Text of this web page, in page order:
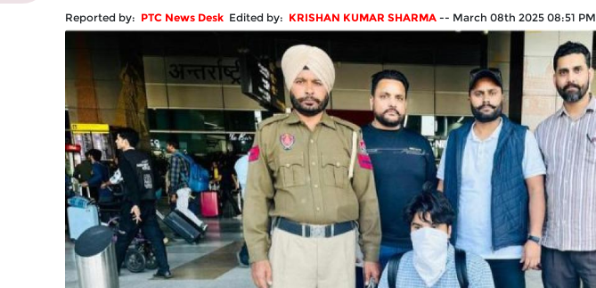
Reported by: PTC News Desk Edited by: KRISHAN KUMAR SHARMA -- March 08th 2025 08:51 PM